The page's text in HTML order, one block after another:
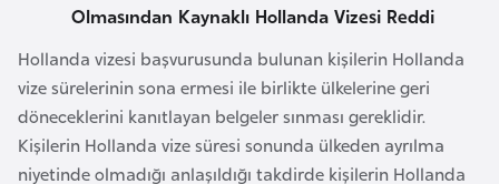
Olmasından Kaynaklı Hollanda Vizesi Reddi
Hollanda vizesi başvurusunda bulunan kişilerin Hollanda
vize sürelerinin sona ermesi ile birlikte ülkelerine geri
döneceklerini kanıtlayan belgeler sınması gereklidir.
Kişilerin Hollanda vize süresi sonunda ülkeden ayrılma
niyetinde olmadığı anlaşıldığı takdirde kişilerin Hollanda
a
s
o